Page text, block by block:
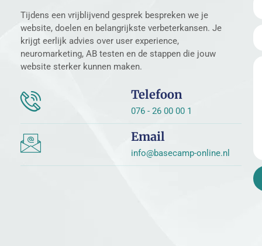
Tijdens een vrijblijvend gesprek bespreken we je
website, doelen en belangrijkste verbeterkansen. Je
krijgt eerlijk advies over user experience,
neuromarketing, AB testen en de stappen die jouw
website sterker kunnen maken.
Telefoon
076 - 26 00 00 1
Email
info@basecamp-online.nl